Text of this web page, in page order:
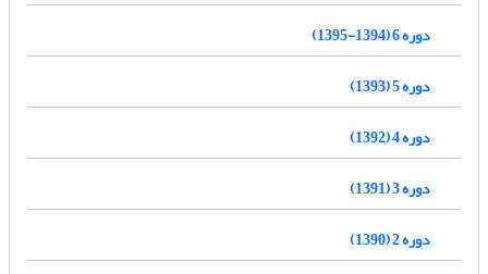
دوره 6 (1394-1395)
دوره 5 (1393)
دوره 4 (1392)
دوره 3 (1391)
دوره 2 (1390)